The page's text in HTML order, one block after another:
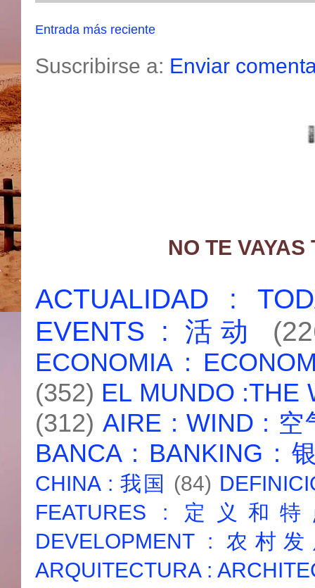
Entrada más reciente
Suscribirse a: Enviar
NO TE
ACTUALIDAD :
EVENTS : 活动
ECONOMIA :
(352) EL MUNDO :THE
(312) AIRE : WIND : 空
BANCA : BANKING :
CHINA : 我国 (84)
FEATURES : 定义和
DEVELOPMENT : 农村
ARQUITECTURA :